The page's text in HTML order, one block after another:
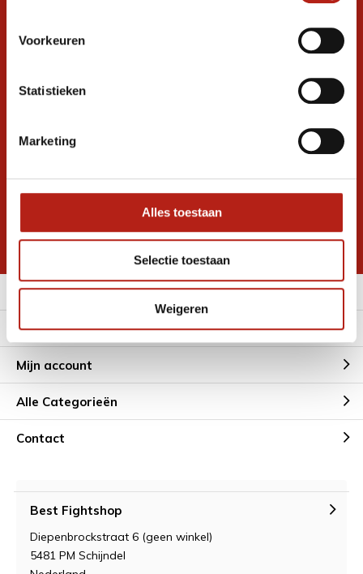
Voorkeuren
Statistieken
Marketing
Alles toestaan
Selectie toestaan
Weigeren
Stel je vraag in de chat, en we helpen je
graag verder. 24/7
Volg ons
promoties
* Lees hier de wettelijke beperkingen
Meer informatie
Klantenservice
Mijn account
Alle Categorieën
Contact
Best Fightshop
Diepenbrockstraat 6 (geen winkel)
5481 PM Schijndel